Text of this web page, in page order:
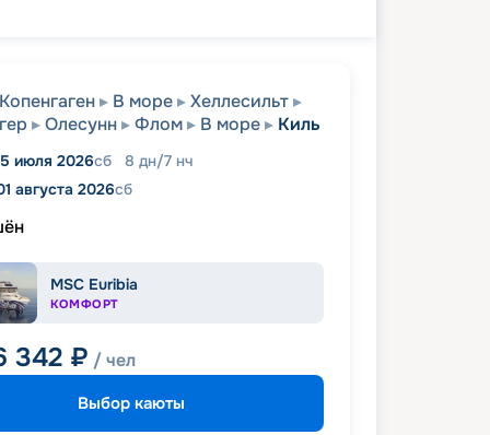
Копенгаген В море
Хеллесильт
Олесунн Флом В море Киль
июля 2026сб 8 дн/7 нч
августа 2026сб
MSC Euribia
КОМФОРТ
342 ₽ / чел
Выбор каюты